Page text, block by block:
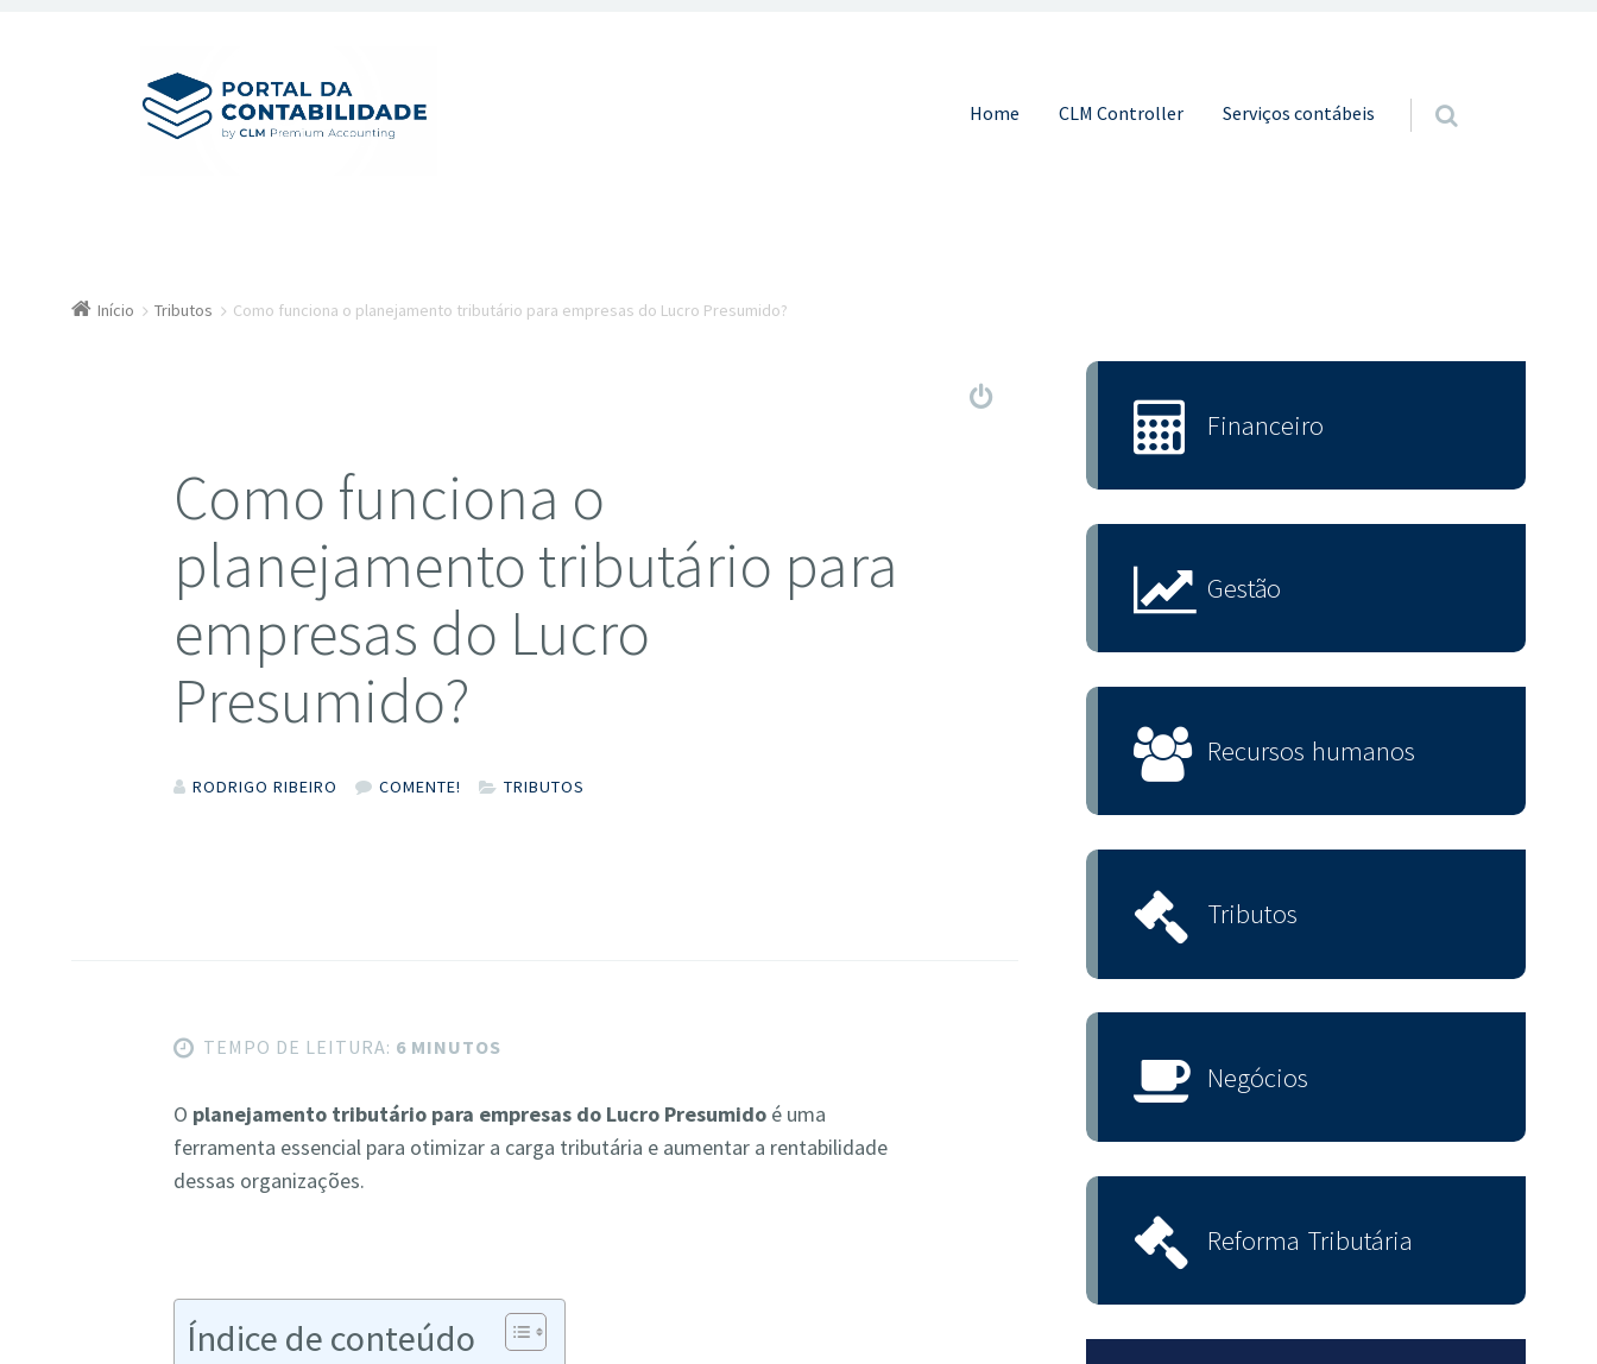
Pular para o conteúdo
Home CLM Controller Serviços contábeis
Início Tributos Como funciona o planejamento tributário para empresas do Lucro Presumido?
Como funciona o
planejamento tributário para
empresas do Lucro
Presumido?
RODRIGO RIBEIRO COMENTE! TRIBUTOS
TEMPO DE LEITURA: 6 MINUTOS
O planejamento tributário para empresas do Lucro Presumido é uma
ferramenta essencial para otimizar a carga tributária e aumentar a rentabilidade
dessas organizações.
Índice de conteúdo
Financeiro
Gestão
Recursos humanos
Tributos
Negócios
Reforma Tributária